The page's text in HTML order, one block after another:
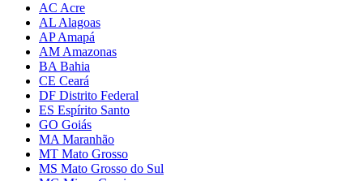
AC Acre
AL Alagoas
AP Amapá
AM Amazonas
BA Bahia
CE Ceará
DF Distrito Federal
ES Espírito Santo
GO Goiás
MA Maranhão
MT Mato Grosso
MS Mato Grosso do Sul